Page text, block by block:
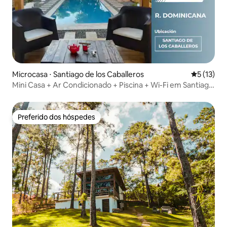
Microcasa ⋅ Santiago de los Caballeros 5 de uma
5 (13)
Mini Casa + Ar Condicionado + Piscina + Wi-Fi em Santiago
Preferido dos hóspedes
Preferido dos hóspedes